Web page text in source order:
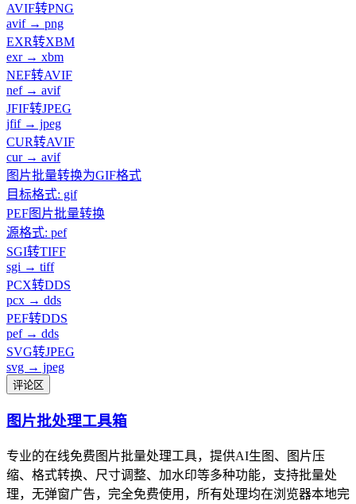
AVIF转PNG
avif → png
EXR转XBM
exr → xbm
NEF转AVIF
nef → avif
JFIF转JPEG
jfif → jpeg
CUR转AVIF
cur → avif
图片批量转换为GIF格式
目标格式: gif
PEF图片批量转换
源格式: pef
SGI转TIFF
sgi → tiff
PCX转DDS
pcx → dds
PEF转DDS
pef → dds
SVG转JPEG
svg → jpeg
评论区
图片批处理工具箱
专业的在线免费图片批量处理工具，提供AI生图、图片压
缩、格式转换、尺寸调整、加水印等多种功能，支持批量处
理，无弹窗广告，完全免费使用，所有处理均在浏览器本地完